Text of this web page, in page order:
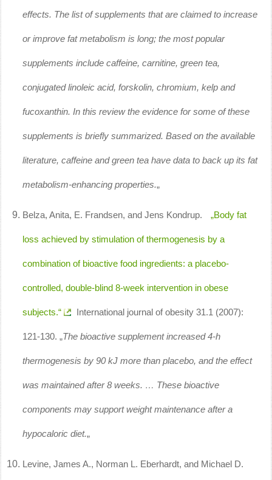
effects. The list of supplements that are claimed to increase
or improve fat metabolism is long; the most popular
supplements include caffeine, carnitine, green tea,
conjugated linoleic acid, forskolin, chromium, kelp and
fucoxanthin. In this review the evidence for some of these
supplements is briefly summarized. Based on the available
literature, caffeine and green tea have data to back up its fat
metabolism-enhancing properties.„
Belza, Anita, E. Frandsen, and Jens Kondrup. „Body fat
loss achieved by stimulation of thermogenesis by a
combination of bioactive food ingredients: a placebo-
controlled, double-blind 8-week intervention in obese
subjects.“ International journal of obesity 31.1 (2007):
121-130. „The bioactive supplement increased 4-h
thermogenesis by 90 kJ more than placebo, and the effect
was maintained after 8 weeks. … These bioactive
components may support weight maintenance after a
hypocaloric diet.„
Levine, James A., Norman L. Eberhardt, and Michael D.